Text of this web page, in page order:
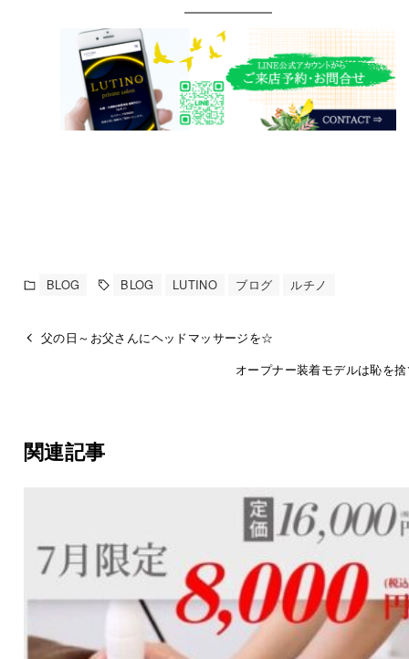
BLOG BLOG LUTINO ブログ ルチノ
父の日～お父さんにヘッドマッサージを☆
オープナー装着モデルは恥を
関連記事